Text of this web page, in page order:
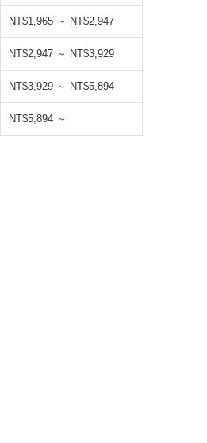
NT$1,965 ～ NT$2,947
NT$2,947 ～ NT$3,929
NT$3,929 ～ NT$5,894
NT$5,894 ～